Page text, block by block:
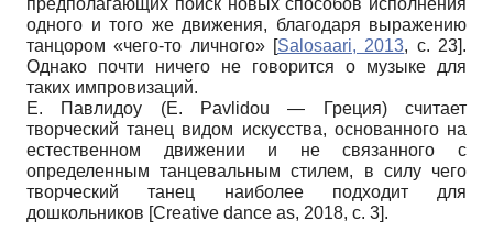
одного и того же движения, благодаря выражению
танцором «чего-то личного» [Salosaari, 2013, с. 23].
Однако почти ничего не говорится о музыке для
таких импровизаций.
Е. Павлидоу (E. Pavlidou — Греция) считает
творческий танец видом искусства, основанного на
естественном движении и не связанного с
определенным танцевальным стилем, в силу чего
творческий танец наиболее подходит для
дошкольников [Creative dance as, 2018, с. 3].